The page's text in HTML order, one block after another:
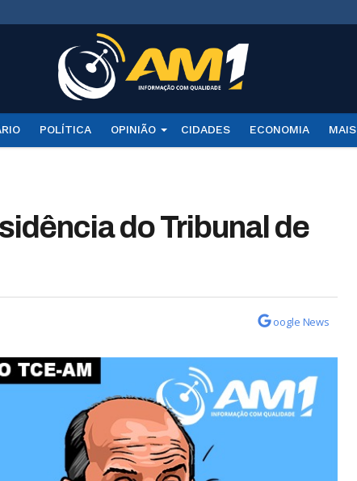
POLÍTICA OPINIÃO CIDADES ECONOMIA MAIS
do Tribunal de
oogle News